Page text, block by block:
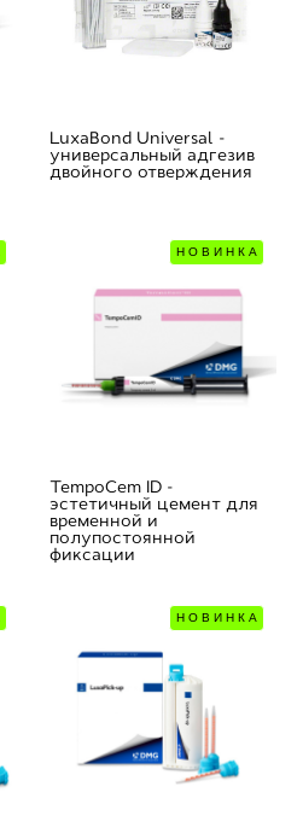
LuxaBond Universal -
универсальный адгезив
двойного отверждения
НОВИНКА
TempoCem ID -
эстетичный цемент для
временной и
полупостоянной
фиксации
НОВИНКА